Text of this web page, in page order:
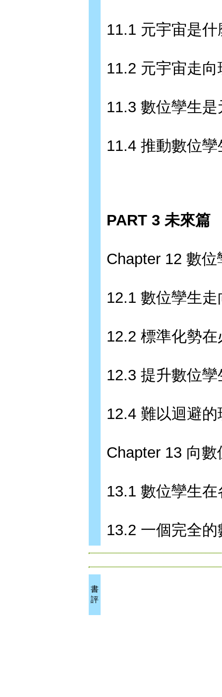
11.1 元宇宙是什
11.2 元宇宙走
11.3 數位孿生
11.4 推動數位孿
PART 3 未來篇
Chapter 12 數
12.1 數位孿生
12.2 標準化勢在
12.3 提升數位
12.4 難以迴避
Chapter 13 向
13.1 數位孿生在
13.2 一個完全
書
評